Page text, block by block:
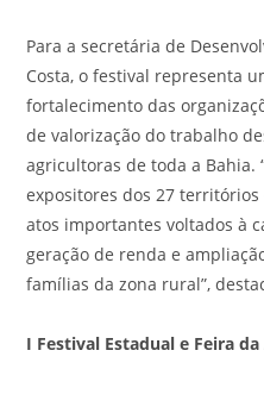
Para a secretária de
Costa, o festival representa
fortalecimento das
de valorização do trabalho
agricultoras de toda a Bahia.
expositores dos 27
atos importantes voltados à
geração de renda e
famílias da zona rural”,
I Festival Estadual e Feira